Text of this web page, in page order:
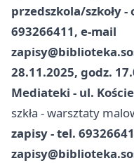
przedszkola/szkoły
693266411, e-mail
28.11.2025, godz.
Mediateki - ul.
szkła - warsztaty
zapisy - tel.